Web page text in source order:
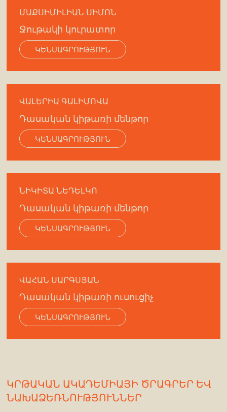
ՄԱՔՍԻՄԻԼԻԱՆ ՍԻՄՈՆ
Ջութակի կուրատոր
ԿԵՆՍԱԳՐՈՒԹՅՈՒՆ
ՎԱԼԵՐԻԱ ԳԱԼԻՄՈՎԱ
Դասական կիթառի մենթոր
ԿԵՆՍԱԳՐՈՒԹՅՈՒՆ
ՆԻԿԻՏԱ ՆԵԴԵԼԿՈ
Դասական կիթառի մենթոր
ԿԵՆՍԱԳՐՈՒԹՅՈՒՆ
ՎԱՀԱՆ ՍԱՐԳՍՅԱՆ
Դասական կիթառի ուսուցիչ
ԿԵՆՍԱԳՐՈՒԹՅՈՒՆ
ԿՐԹԱԿԱՆ ԱԿԱԴԵՄԻԱՅԻ ԾՐԱԳՐԵՐ ԵՎ
ՆԱԽԱՁԵՌՆՈՒԹՅՈՒՆՆԵՐ